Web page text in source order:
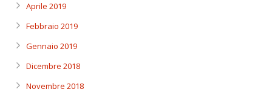
Aprile 2019
Febbraio 2019
Gennaio 2019
Dicembre 2018
Novembre 2018